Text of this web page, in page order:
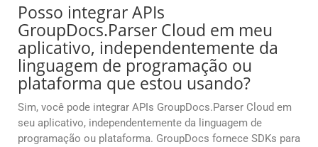
Posso integrar APIs
GroupDocs.Parser Cloud em meu
aplicativo, independentemente da
linguagem de programação ou
plataforma que estou usando?
Sim, você pode integrar APIs GroupDocs.Parser Cloud em
seu aplicativo, independentemente da linguagem de
programação ou plataforma. GroupDocs fornece SDKs para